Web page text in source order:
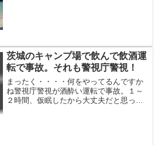
茨城のキャンプ場で飲んで飲酒運
転で事故。それも警視庁警視！
まったく・・・・何をやってるんですか
ね警視庁警視が酒酔い運転で事故。１～
２時間、仮眠したから大丈夫だと思っ